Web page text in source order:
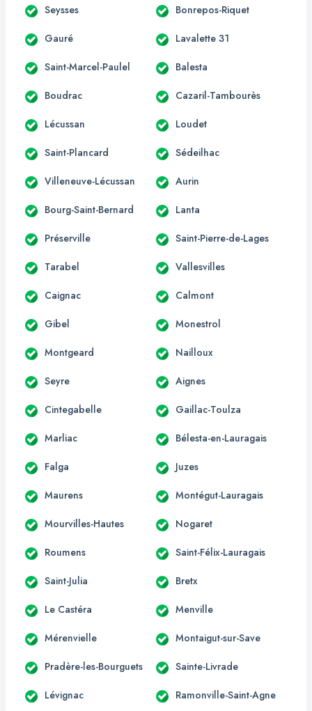
Seysses Bonrepos-Riquet
Gauré Lavalette 31
Saint-Marcel-Paulel Balesta
Boudrac Cazaril-Tambourès
Lécussan Loudet
Saint-Plancard Sédeilhac
Villeneuve-Lécussan Aurin
Bourg-Saint-Bernard Lanta
Préserville Saint-Pierre-de-Lages
Tarabel Vallesvilles
Caignac Calmont
Gibel Monestrol
Montgeard Nailloux
Seyre Aignes
Cintegabelle Gaillac-Toulza
Marliac Bélesta-en-Lauragais
Falga Juzes
Maurens Montégut-Lauragais
Mourvilles-Hautes Nogaret
Roumens Saint-Félix-Lauragais
Saint-Julia Bretx
Le Castéra Menville
Mérenvielle Montaigut-sur-Save
Pradère-les-Bourguets Sainte-Livrade
Lévignac Ramonville-Saint-Agne